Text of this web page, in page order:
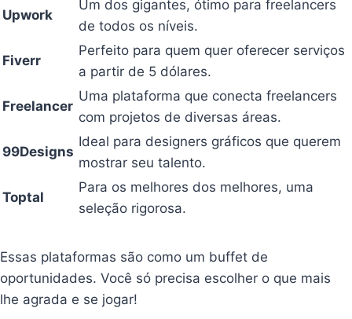
Upwork
Um dos gigantes, ótimo para freelancers
de todos os níveis.
Fiverr
Perfeito para quem quer oferecer serviços
a partir de 5 dólares.
Freelancer
Uma plataforma que conecta freelancers
com projetos de diversas áreas.
99Designs
Ideal para designers gráficos que querem
mostrar seu talento.
Toptal
Para os melhores dos melhores, uma
seleção rigorosa.
Essas plataformas são como um buffet de
oportunidades. Você só precisa escolher o que mais
lhe agrada e se jogar!